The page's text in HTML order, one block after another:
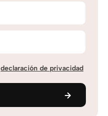
declaración de privacidad